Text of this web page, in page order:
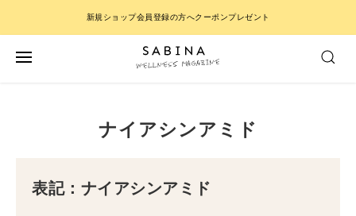
新規ショップ会員登録の方へクーポンプレゼント
ナイアシンアミド
表記：ナイアシンアミド